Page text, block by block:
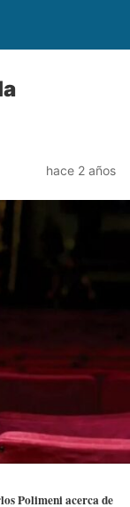
hace 2 años
Polimeni acerca de